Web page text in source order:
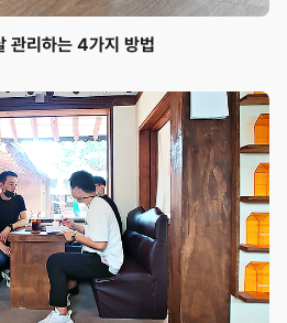
관리하는 4가지 방법